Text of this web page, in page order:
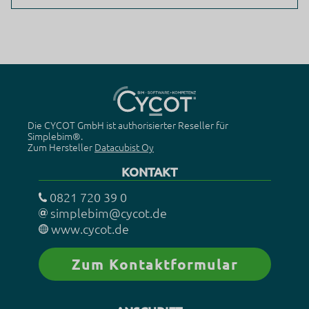
Die CYCOT GmbH ist authorisierter Reseller für
Simplebim®.
Zum Hersteller Datacubist Oy
KONTAKT
0821 720 39 0
simplebim@cycot.de
www.cycot.de
Zum Kontaktformular
Dies ist ein Webanalysedienst.
Google Building Gordon House, 4 Barrow St, Dublin, D04
Datenverarbeitungszwecke
Diese Liste stellt die Zwecke der Datenerhebung und -
verarbeitung dar. Eine Einwilligung gilt nur für die
angegebenen Zwecke. Die gesammelten Daten können nicht
für einen anderen als den unten aufgeführten Zweck
Marketing
Werbung
Web-Analytik
Genutzte Technologien
Cookies
Erhobene Daten
durch die Nutzung dieses Dienstes gesammelt werden.